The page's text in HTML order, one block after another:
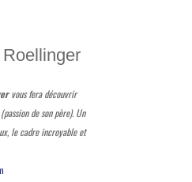
vous fera découvrir
de son père). Un
le cadre incroyable et